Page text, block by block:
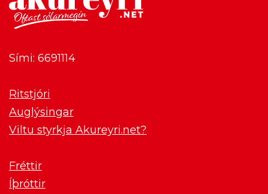
Sími: 6691114
Ritstjóri
Auglýsingar
Viltu styrkja Akureyri.net?
Fréttir
Íþróttir